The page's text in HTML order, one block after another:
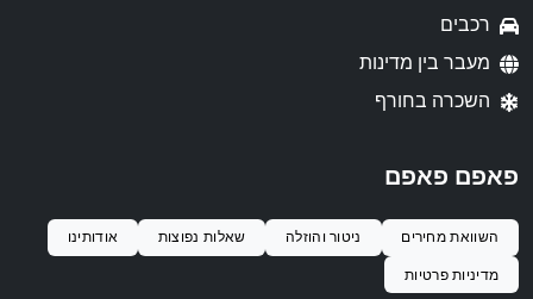
רכבים
מעבר בין מדינות
השכרה בחורף
פאפם פאפם
השוואת מחירים ניטור והוזלה שאלות נפוצות
אודותינו
מדיניות פרטיות